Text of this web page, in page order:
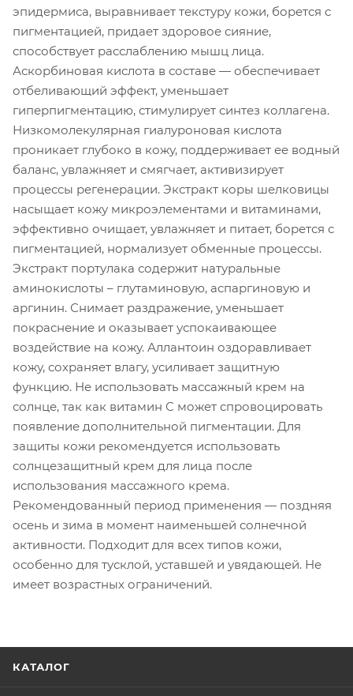
эпидермиса, выравнивает текстуру кожи, борется с
пигментацией, придает здоровое сияние,
способствует расслаблению мышц лица.
Аскорбиновая кислота в составе — обеспечивает
отбеливающий эффект, уменьшает
гиперпигментацию, стимулирует синтез коллагена.
Низкомолекулярная гиалуроновая кислота
проникает глубоко в кожу, поддерживает ее водный
баланс, увлажняет и смягчает, активизирует
процессы регенерации. Экстракт коры шелковицы
насыщает кожу микроэлементами и витаминами,
эффективно очищает, увлажняет и питает, борется с
пигментацией, нормализует обменные процессы.
Экстракт портулака содержит натуральные
аминокислоты – глутаминовую, аспаргиновую и
аргинин. Снимает раздражение, уменьшает
покраснение и оказывает успокаивающее
воздействие на кожу. Аллантоин оздоравливает
кожу, сохраняет влагу, усиливает защитную
функцию. Не использовать массажный крем на
солнце, так как витамин С может спровоцировать
появление дополнительной пигментации. Для
защиты кожи рекомендуется использовать
солнцезащитный крем для лица после
использования массажного крема.
Рекомендованный период применения — поздняя
осень и зима в момент наименьшей солнечной
активности. Подходит для всех типов кожи,
особенно для тусклой, уставшей и увядающей. Не
имеет возрастных ограничений.
КАТАЛОГ